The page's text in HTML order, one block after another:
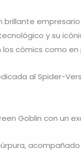
y su
cómics como en
al Spider-
Goblin con un